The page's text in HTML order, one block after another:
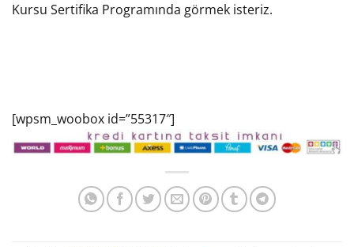
Kursu Sertifika Programında görmek isteriz.
[wpsm_woobox id=”55317″]